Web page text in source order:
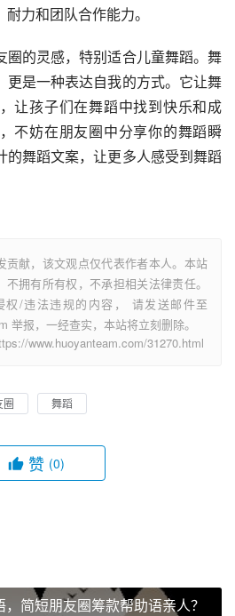
力和团队合作能力。
圈的灵感，特别适合儿童舞蹈。舞
更是一种表达自我的方式。它让舞
让孩子们在舞蹈中找到快乐和成
不妨在朋友圈中分享你的舞蹈瞬
的舞蹈文案，让更多人感受到舞蹈
贡献，该文观点仅代表作者本人。本站
拥有所有权，不承担相关法律责任。
权/违法违规的内容， 请发送邮件至
举报，一经查实，本站将立刻删除。
www.huoyanteam.com/31270.html
圈 舞蹈
赞 (0)
简短朋友圈筹款帮助语亲人？